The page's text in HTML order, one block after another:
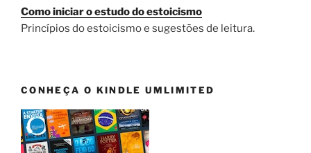
Como iniciar o estudo do estoicismo
Princípios do estoicismo e sugestões de leitura.
CONHEÇA O KINDLE UMLIMITED